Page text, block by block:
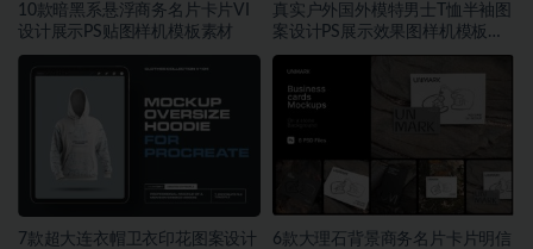
10款暗黑系悬浮商务名片卡片VI
设计展示PS贴图样机模板素材
真实户外国外模特男士T恤半袖图
案设计PS展示效果图样机模板素
材
7款超大连衣帽卫衣印花图案设计
6款大理石背景商务名片卡片明信